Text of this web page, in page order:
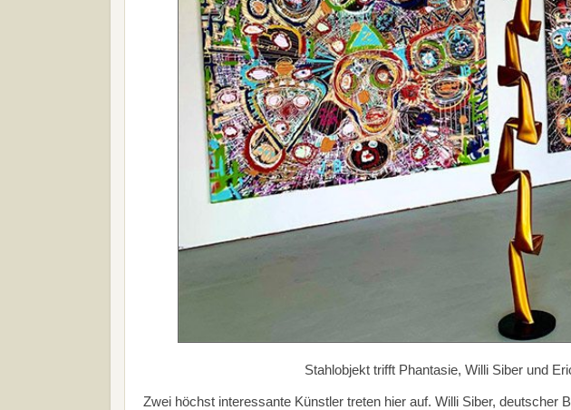
Stahlobjekt trifft Phantasie, Willi Siber und
Zwei höchst interessante Künstler treten hier auf. Willi Siber, deutscher